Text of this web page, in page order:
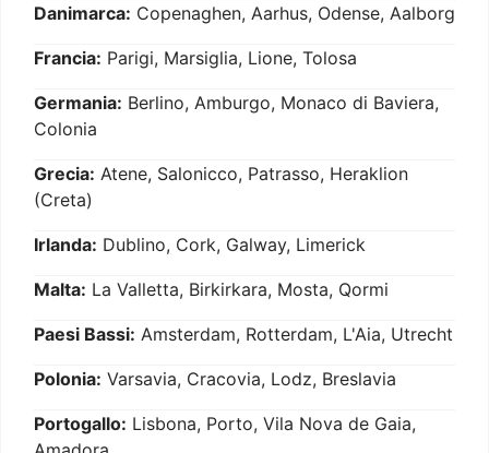
Danimarca: Copenaghen, Aarhus, Odense, Aalborg
Francia: Parigi, Marsiglia, Lione, Tolosa
Germania: Berlino, Amburgo, Monaco di Baviera,
Colonia
Grecia: Atene, Salonicco, Patrasso, Heraklion
(Creta)
Irlanda: Dublino, Cork, Galway, Limerick
Malta: La Valletta, Birkirkara, Mosta, Qormi
Paesi Bassi: Amsterdam, Rotterdam, L'Aia, Utrecht
Polonia: Varsavia, Cracovia, Lodz, Breslavia
Portogallo: Lisbona, Porto, Vila Nova de Gaia,